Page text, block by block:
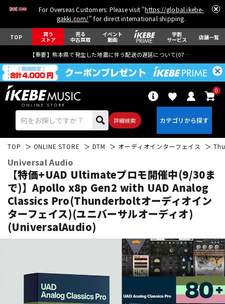
For Overseas Customers: Please visit "https://global.ikebe-
gakki.com/" for direct international shipping.
TOP 買う
ストア
売る
中古買取
イベント
動画
学割
サービス 店舗一覧
【重要】熊本県で発生した地震に伴う配送の遅延について(07月29日
詳細検索
0
エレキギター アコギ/エレアコ
ベース ウクレレ
ドラム パーカッション
TOP ONLINE STORE DTM オーディオインターフェイス
Universal Audio
【特価+UAD Ultimateプロモ開催中(9/30ま
で)】Apollo x8p Gen2 with UAD Analog
Classics Pro(Thunderboltオーディオイン
ターフェイス)(ユニバーサルオーディオ)
(UniversalAudio)